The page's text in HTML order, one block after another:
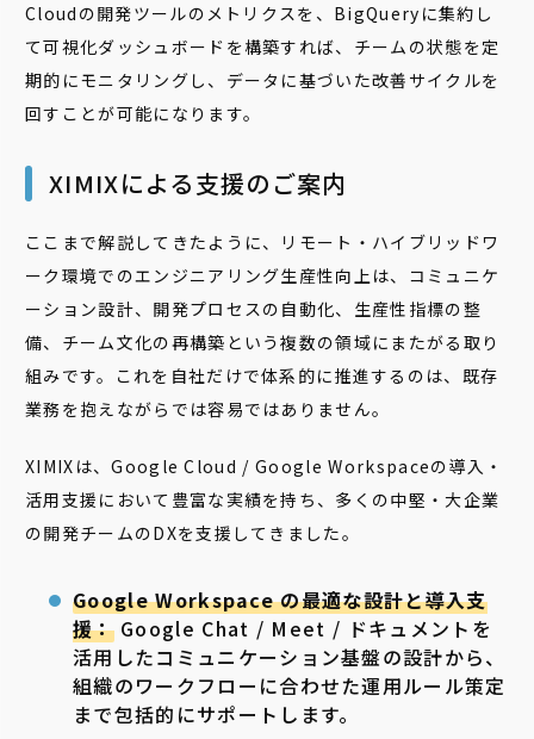
Cloudの開発ツールのメトリクスを、BigQueryに集約し
て可視化ダッシュボードを構築すれば、チームの状態を定
期的にモニタリングし、データに基づいた改善サイクルを
回すことが可能になります。
XIMIXによる支援のご案内
ここまで解説してきたように、リモート・ハイブリッドワ
ーク環境でのエンジニアリング生産性向上は、コミュニケ
ーション設計、開発プロセスの自動化、生産性指標の整
備、チーム文化の再構築という複数の領域にまたがる取り
組みです。これを自社だけで体系的に推進するのは、既存
業務を抱えながらでは容易ではありません。
XIMIXは、Google Cloud / Google Workspaceの導入・
活用支援において豊富な実績を持ち、多くの中堅・大企業
の開発チームのDXを支援してきました。
Google Workspace の最適な設計と導入支
援：Google Chat / Meet / ドキュメントを
活用したコミュニケーション基盤の設計から、
組織のワークフローに合わせた運用ルール策定
まで包括的にサポートします。